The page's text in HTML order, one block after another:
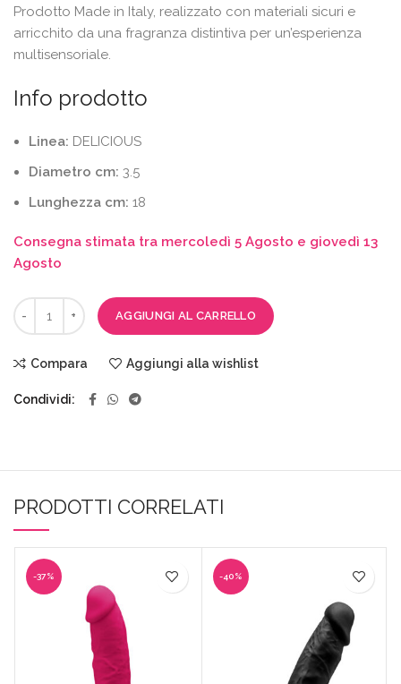
Prodotto Made in Italy, realizzato con materiali sicuri e
arricchito da una fragranza distintiva per un’esperienza
multisensoriale.
Info prodotto
Linea: DELICIOUS
Diametro cm: 3.5
Lunghezza cm: 18
Consegna stimata tra mercoledì 5 Agosto e giovedì 13
Agosto
AGGIUNGI AL CARRELLO
Compara Aggiungi alla wishlist
Condividi
PRODOTTI CORRELATI
-37% -40%